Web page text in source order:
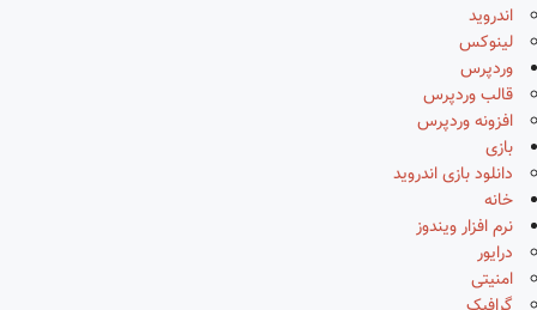
اندروید
لینوکس
وردپرس
قالب وردپرس
افزونه وردپرس
بازی
دانلود بازی اندروید
خانه
نرم افزار ویندوز
درایور
امنیتی